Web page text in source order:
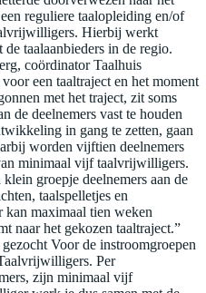
reguliere taalopleiding en/of
Hierbij werkt
taalaanbieders in de regio.
coördinator Taalhuis
een taaltraject en het moment
met het traject, zit soms
de deelnemers vast te houden
in gang te zetten, gaan
worden vijftien deelnemers
minimaal vijf taalvrijwilligers.
groepje deelnemers aan de
taalspelletjes en
kan maximaal tien weken
naar het gekozen taaltraject.”
Voor de instroomgroepen
Per
zijn minimaal vijf